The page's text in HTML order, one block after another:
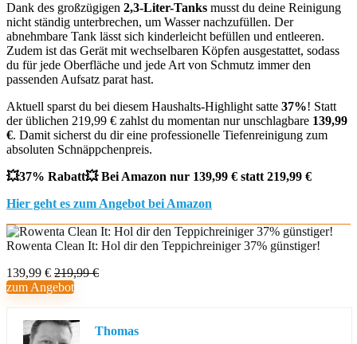
Dank des großzügigen 2,3-Liter-Tanks musst du deine Reinigung
nicht ständig unterbrechen, um Wasser nachzufüllen. Der
abnehmbare Tank lässt sich kinderleicht befüllen und entleeren.
Zudem ist das Gerät mit wechselbaren Köpfen ausgestattet, sodass
du für jede Oberfläche und jede Art von Schmutz immer den
passenden Aufsatz parat hast.
Aktuell sparst du bei diesem Haushalts-Highlight satte 37%! Statt
der üblichen 219,99 € zahlst du momentan nur unschlagbare 139,99
€. Damit sicherst du dir eine professionelle Tiefenreinigung zum
absoluten Schnäppchenpreis.
💥37% Rabatt💥 Bei Amazon nur 139,99 € statt 219,99 €
Hier geht es zum Angebot bei Amazon
Rowenta Clean It: Hol dir den Teppichreiniger 37% günstiger!
139,99 € 219,99 €
zum Angebot
Thomas